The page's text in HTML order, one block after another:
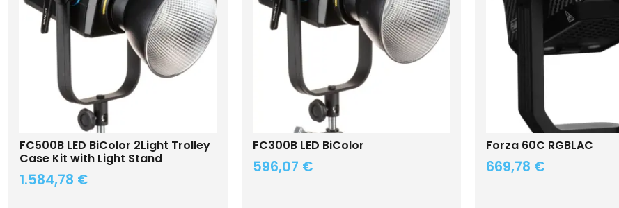
FC500B LED BiColor 2Light Trolley
Case Kit with Light Stand
1.584,78 €
FC300B LED BiColor
596,07 €
Forza 60C RGBLAC
669,78 €